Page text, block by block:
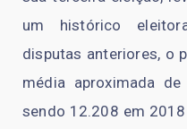
um histórico
disputas anteriores, o
média aproximada
sendo 12.208 em